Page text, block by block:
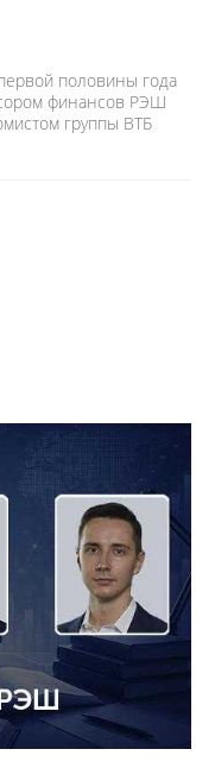
половины года
финансов РЭШ
группы ВТБ